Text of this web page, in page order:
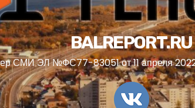
BALREPORT.RU
СМИ ЭЛ №ФС77-83051 от 11 апреля